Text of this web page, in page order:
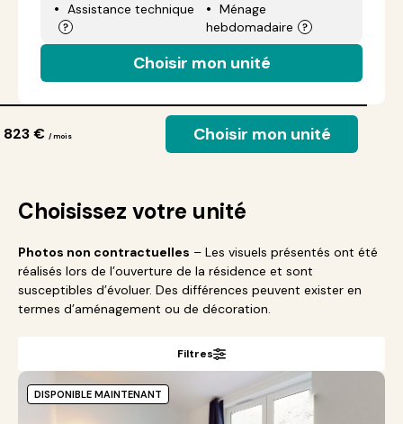
Assistance technique
Ménage
hebdomadaire
Choisir mon unité
823 € / mois Choisir mon unité
Choisissez votre unité
Photos non contractuelles – Les visuels présentés ont été
réalisés lors de l’ouverture de la résidence et sont
susceptibles d’évoluer. Des différences peuvent exister en
termes d’aménagement ou de décoration.
Filtres
DISPONIBLE MAINTENANT